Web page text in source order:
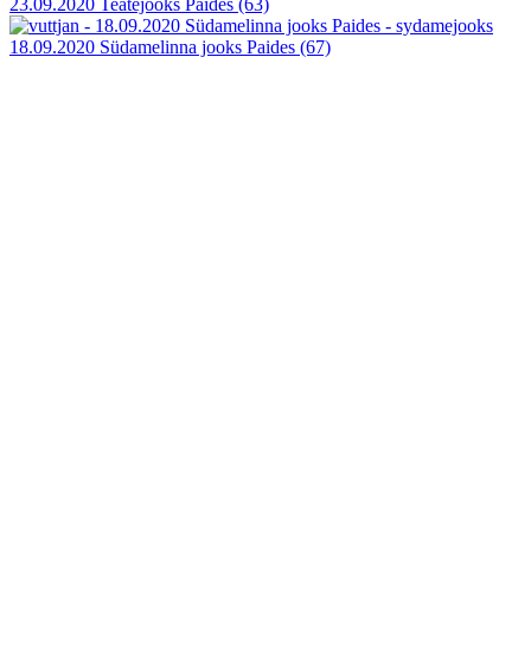
23.09.2020 Teatejooks Paides (63)
18.09.2020 Südamelinna jooks Paides (67)